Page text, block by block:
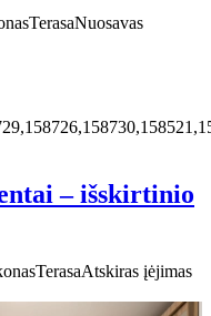
TerasaNuosavas
– išskirtinio
TerasaAtskiras įėjimas